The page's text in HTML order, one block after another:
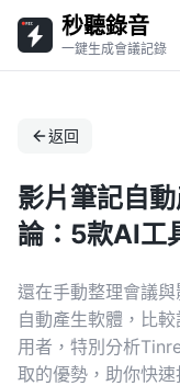
秒聽錄音
一鍵生成會議記錄
返回
影片筆記自
論：5款AI工
還在手動整理會議
自動產生軟體，比
用者，特別分析
取的優勢，助你快速